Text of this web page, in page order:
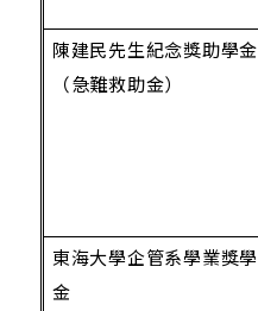
系屬中心
陳建民先生紀念獎助學金
（急難救助金）
東海大學企管系學業獎學
金